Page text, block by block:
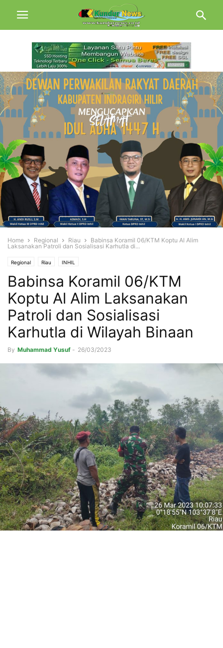
Home Regional Riau
Babinsa Koramil 06/KTM Koptu Al Alim
Laksanakan Patroli dan Sosialisasi Karhutla di...
Regional Riau INHIL
Babinsa Koramil 06/KTM
Koptu Al Alim Laksanakan
Patroli dan Sosialisasi
Karhutla di Wilayah Binaan
By Muhammad Yusuf - 26/03/2023